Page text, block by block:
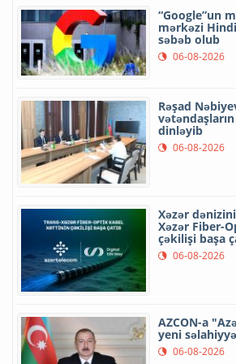
“Google”un
mərkəzi
səbəb olub
06-08-2026
Rəşad
dinləyib
06-08-2026
Xəzər
Xəzər Fiber-
çəkilişi başa
06-08-2026
AZCON-a
yeni
06-08-2026